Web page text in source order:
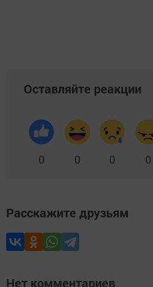
Оставляйте реакции
0 0 0 0
Расскажите друзьям
Нет комментариев